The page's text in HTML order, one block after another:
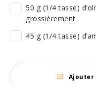
50 g (1/4 tasse)
grossièrement
45 g (1/4 tasse)
Ajouter